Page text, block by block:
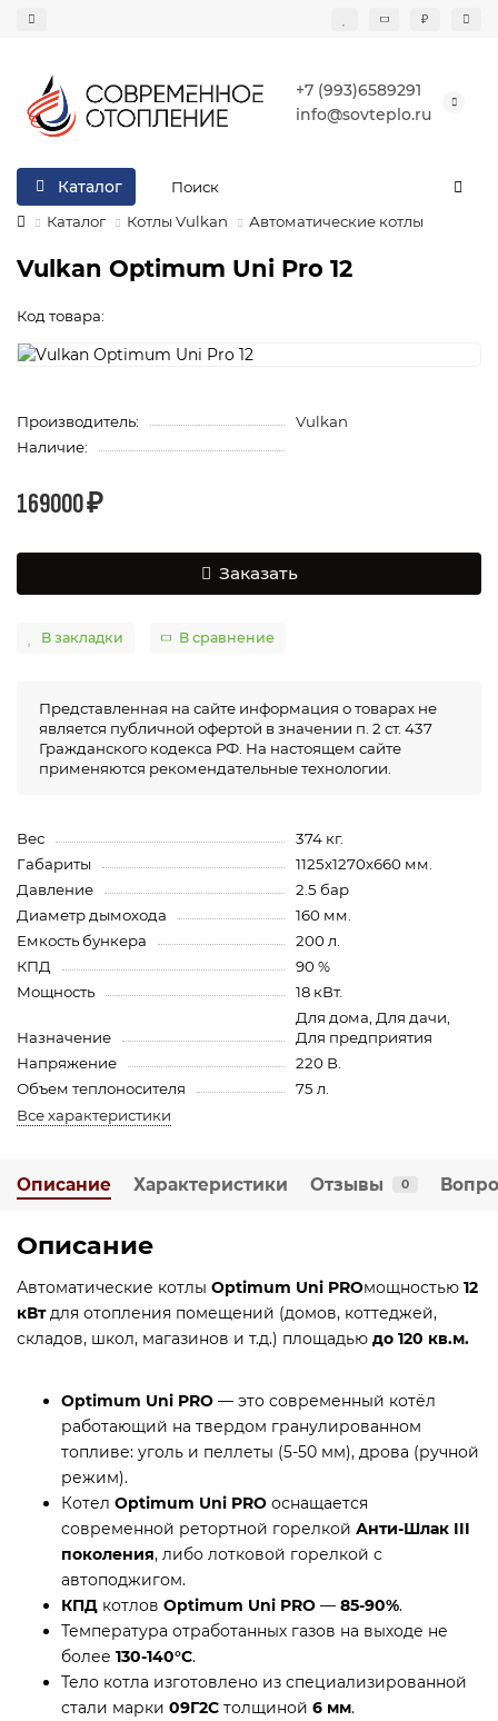
₽
+7 (993)6589291
info@sovteplo.ru
Каталог
Каталог Котлы Vulkan Автоматические котлы
Vulkan Optimum Uni Pro 12
Код товара:
Производитель:
Vulkan
Наличие:
169000 ₽
Заказать
В закладки В сравнение
Представленная на сайте информация о товарах не
является публичной офертой в значении п. 2 ст. 437
Гражданского кодекса РФ. На настоящем сайте
применяются рекомендательные технологии.
Вес
374 кг.
Габариты
1125х1270х660 мм.
Давление
2.5 бар
Диаметр дымохода
160 мм.
Емкость бункера
200 л.
КПД
90 %
Мощность
18 кВт.
Назначение
Для дома, Для дачи,
Для предприятия
Напряжение
220 В.
Объем теплоносителя
75 л.
Все характеристики
Описание Характеристики Отзывы 0
Описание
Автоматические котлы Optimum Uni PROмощностью 12
кВтдля отопления помещений (домов, коттеджей,
складов, школ, магазинов и т.д.) площадью до 120 кв.м.
Optimum Uni PRO — это современный котёл
работающий на твердом гранулированном
топливе: уголь и пеллеты (5-50 мм), дрова (ручной
режим).
Котел Optimum Uni PRO оснащается
современной ретортной горелкой Анти-Шлак III
поколения, либо лотковой горелкой с
автоподжигом.
КПД котлов Optimum Uni PRO — 85-90%.
Температура отработанных газов на выходе не
более 130-140°С.
Тело котла изготовлено из специализированной
стали марки 09Г2С толщиной 6 мм.